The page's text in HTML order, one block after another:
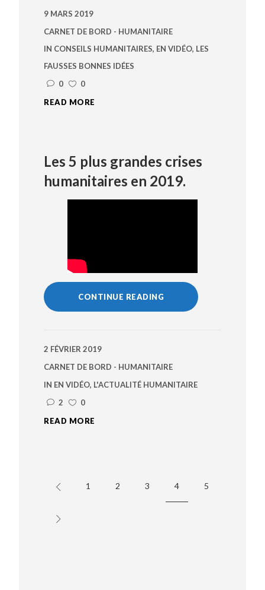
9 MARS 2019
CARNET DE BORD - HUMANITAIRE
IN CONSEILS HUMANITAIRES, EN VIDÉO, LES
FAUSSES BONNES IDÉES
0
0
READ MORE
Les 5 plus grandes crises
humanitaires en 2019.
CONTINUE READING
2 FÉVRIER 2019
CARNET DE BORD - HUMANITAIRE
IN EN VIDÉO, L'ACTUALITÉ HUMANITAIRE
2
0
READ MORE
1 2 3 4 5